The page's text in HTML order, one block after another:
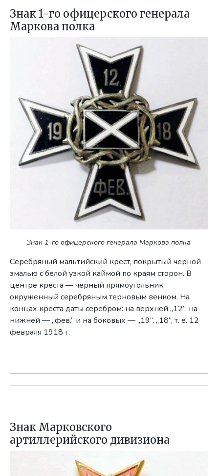
Знак 1-го офицерского генерала
Маркова полка
Знак 1-го офицерского генерала Маркова полка
Серебряный мальтийский крест, покрытый черной
эмалью с белой узкой каймой по краям сторон. В
центре креста — черный прямоугольник,
окруженный серебряным терновым венком. На
концах креста даты серебром: на верхней „12”, на
нижней — „фев.” и на боковых — „19”, „18”, т. е. 12
февраля 1918 г.
Знак Марковского
артиллерийского дивизиона